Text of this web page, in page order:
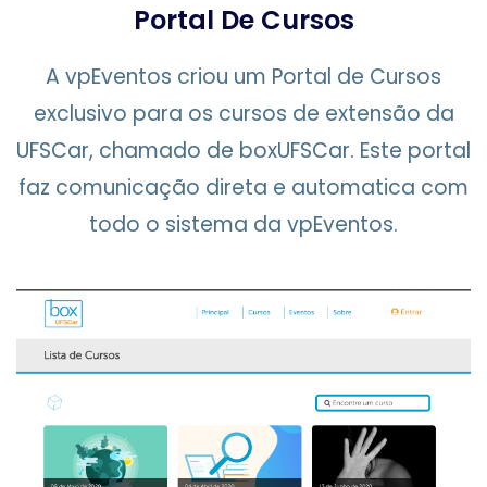
Portal De Cursos
A vpEventos criou um Portal de Cursos
exclusivo para os cursos de extensão da
UFSCar, chamado de boxUFSCar. Este portal
faz comunicação direta e automatica com
todo o sistema da vpEventos.